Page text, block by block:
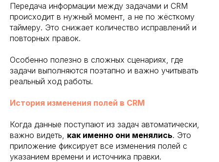
Передача информации между задачами и CRM
происходит в нужный момент, а не по жёсткому
таймеру. Это снижает количество исправлений и
повторных правок.
Особенно полезно в сложных сценариях, где
задачи выполняются поэтапно и важно учитывать
реальный ход работы.
История изменения полей в CRM
Когда данные поступают из задач автоматически,
важно видеть, как именно они менялись. Это
приложение фиксирует все изменения полей с
указанием времени и источника правки.